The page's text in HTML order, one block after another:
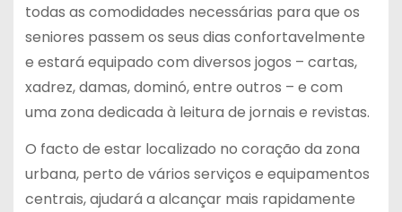
todas as comodidades necessárias para que os
seniores passem os seus dias confortavelmente
e estará equipado com diversos jogos – cartas,
xadrez, damas, dominó, entre outros – e com
uma zona dedicada à leitura de jornais e revistas.
O facto de estar localizado no coração da zona
urbana, perto de vários serviços e equipamentos
centrais, ajudará a alcançar mais rapidamente